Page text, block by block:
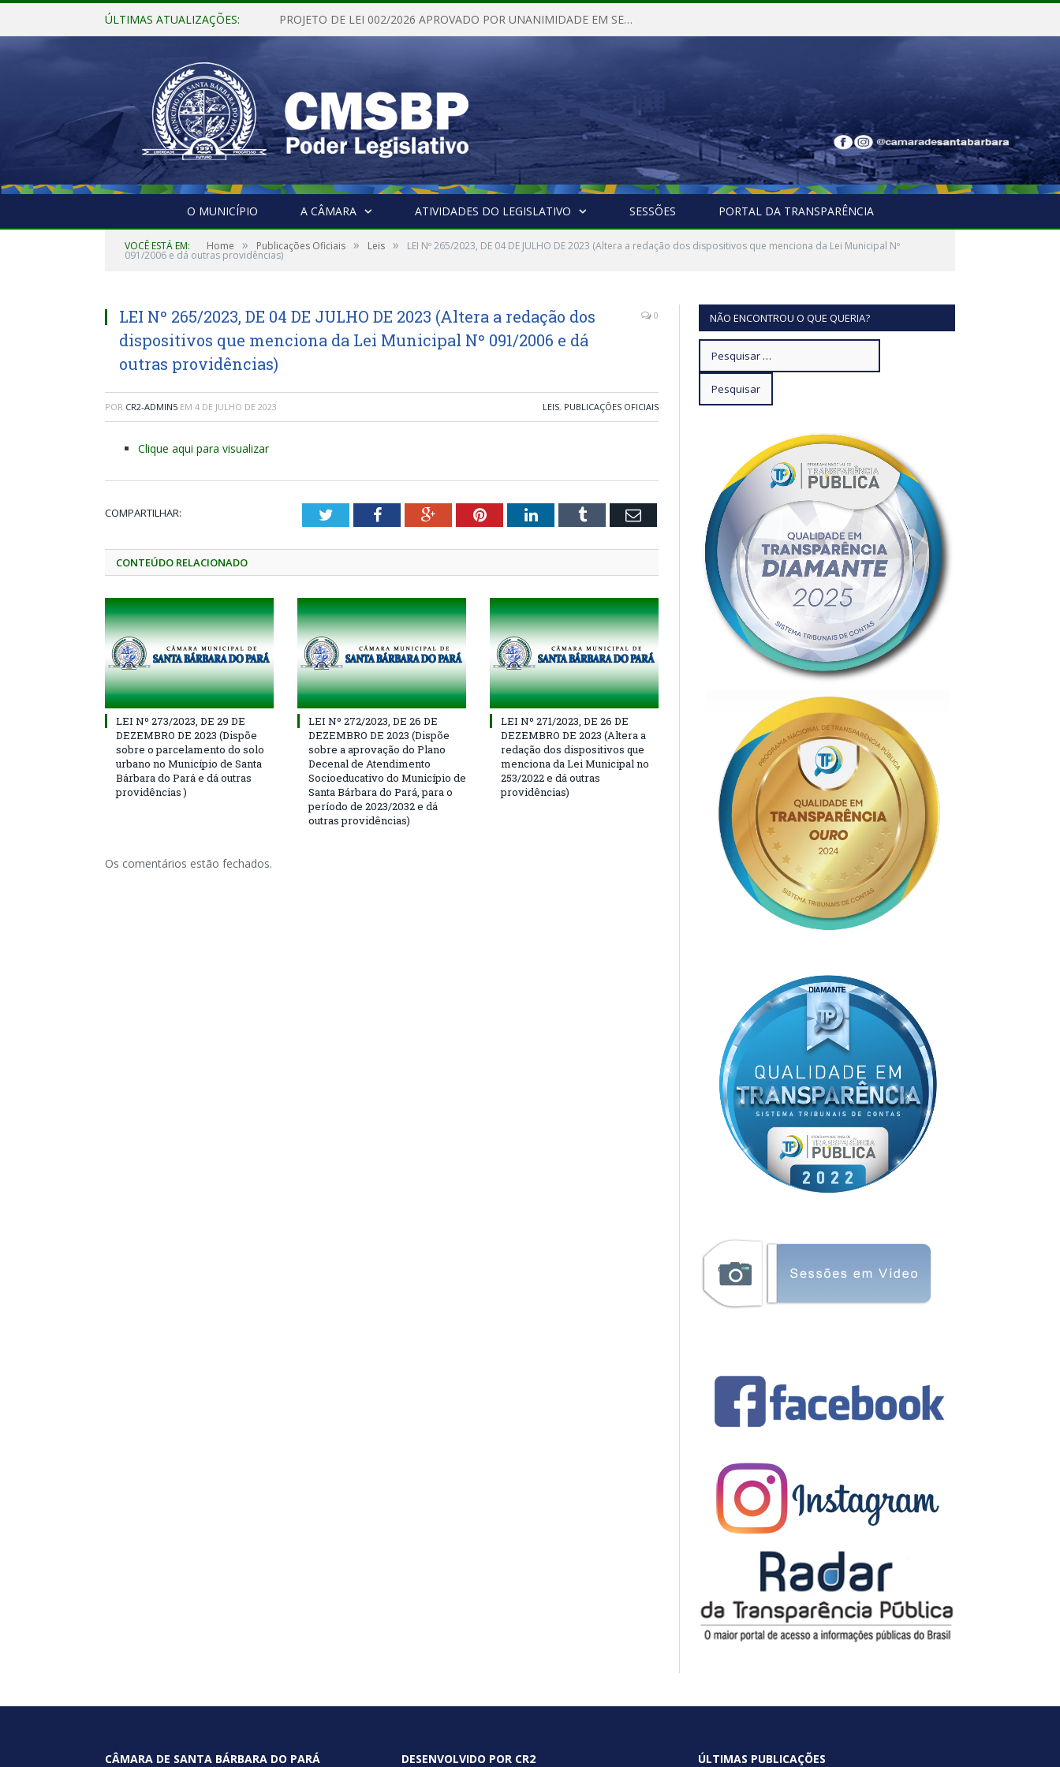
ÚLTIMAS ATUALIZAÇÕES: PROJETO DE LEI 002/2026 APROVADO POR UNANIMIDADE EM SESSÃO ORDINÁRIA NESTA QUINTA – FEIRA 28 DE MAIO DE 2026
O MUNICÍPIO A CÂMARA ATIVIDADES DO LEGISLATIVO SESSÕES PORTAL DA TRANSPARÊNCIA
VOCÊ ESTÁ EM: Home » Publicações Oficiais » Leis » LEI Nº 265/2023, DE 04 DE JULHO DE 2023 (Altera a redação dos dispositivos que menciona da Lei Municipal Nº
091/2006 e dá outras providências)
LEI Nº 265/2023, DE 04 DE JULHO DE 2023 (Altera a redação dos
dispositivos que menciona da Lei Municipal Nº 091/2006 e dá
outras providências)
0
POR CR2-ADMIN5 EM 4 DE JULHO DE 2023 LEIS, PUBLICAÇÕES OFICIAIS
Clique aqui para visualizar
COMPARTILHAR: TwitterFacebookGoogle+PinterestLinkedInTumblr Email
CONTEÚDO RELACIONADO
LEI Nº 273/2023, DE 29 DE
DEZEMBRO DE 2023 (Dispõe
sobre o parcelamento do solo
urbano no Município de Santa
Bárbara do Pará e dá outras
providências )
LEI Nº 272/2023, DE 26 DE
DEZEMBRO DE 2023 (Dispõe
sobre a aprovação do Plano
Decenal de Atendimento
Socioeducativo do Município de
Santa Bárbara do Pará, para o
período de 2023/2032 e dá
outras providências)
LEI Nº 271/2023, DE 26 DE
DEZEMBRO DE 2023 (Altera a
redação dos dispositivos que
menciona da Lei Municipal no
253/2022 e dá outras
providências)
Os comentários estão fechados.
NÃO ENCONTROU O QUE QUERIA?
CÂMARA DE SANTA BÁRBARA DO PARÁ DESENVOLVIDO POR CR2 ÚLTIMAS PUBLICAÇÕES